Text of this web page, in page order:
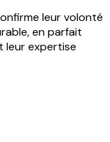
leur volonté
en parfait
leur expertise